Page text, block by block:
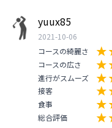
yuux85
2021-10-06
コースの綺麗さ
コースの広さ
進行がスムーズ
接客
食事
総合評価